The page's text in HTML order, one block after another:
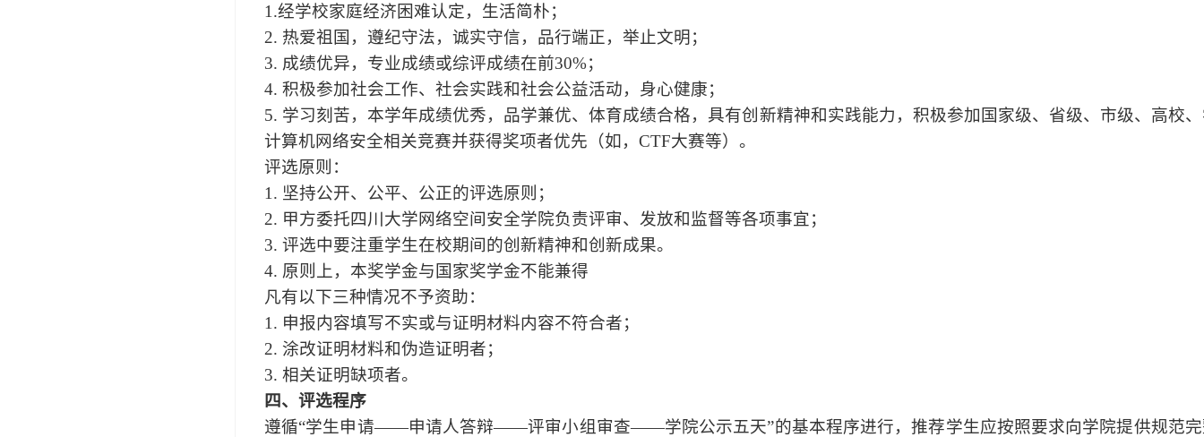
1.经学校家庭经济困难认定，生活简朴；
2. 热爱祖国，遵纪守法，诚实守信，品行端正，举止文明；
3. 成绩优异，专业成绩或综评成绩在前30%；
4. 积极参加社会工作、社会实践和社会公益活动，身心健康；
5. 学习刻苦，本学年成绩优秀，品学兼优、体育成绩合格，具有创新精神和实践能力，积极参加国家级、省级、市级、高校
计算机网络安全相关竞赛并获得奖项者优先（如，CTF大赛等）。
评选原则：
1. 坚持公开、公平、公正的评选原则；
2. 甲方委托四川大学网络空间安全学院负责评审、发放和监督等各项事宜；
3. 评选中要注重学生在校期间的创新精神和创新成果。
4. 原则上，本奖学金与国家奖学金不能兼得
凡有以下三种情况不予资助：
1. 申报内容填写不实或与证明材料内容不符合者；
2. 涂改证明材料和伪造证明者；
3. 相关证明缺项者。
四、评选程序
遵循“学生申请——申请人答辩——评审小组审查——学院公示五天”的基本程序进行，推荐学生应按照要求向学院提供规范